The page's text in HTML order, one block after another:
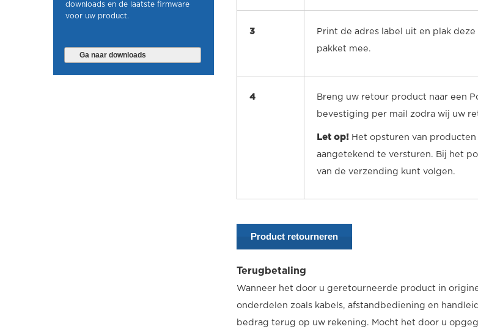
3
Print de adres label uit en plak
pakket mee.
4
Breng uw retour product naar een
bevestiging per mail zodra wij uw
Let op! Het opsturen van
aangetekend te versturen. Bij het
van de verzending kunt volgen.
Product retourneren
Terugbetaling
Wanneer het door u geretourneerde product in
onderdelen zoals kabels, afstandbediening en
bedrag terug op uw rekening. Mocht het door u
downloads en de laatste firmware
voor uw product.
Ga naar downloads